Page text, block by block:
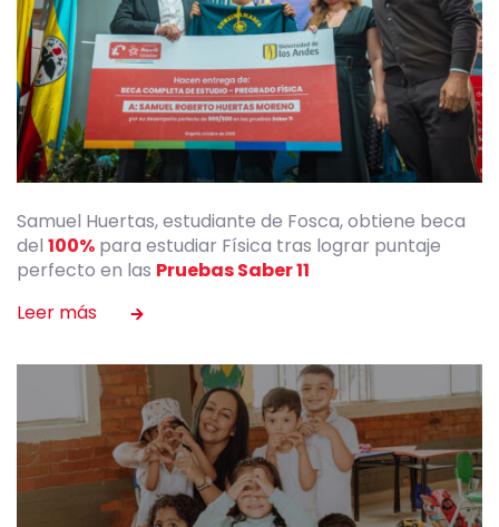
Samuel Huertas, estudiante de Fosca, obtiene beca
del 100% para estudiar Física tras lograr puntaje
perfecto en las Pruebas Saber 11